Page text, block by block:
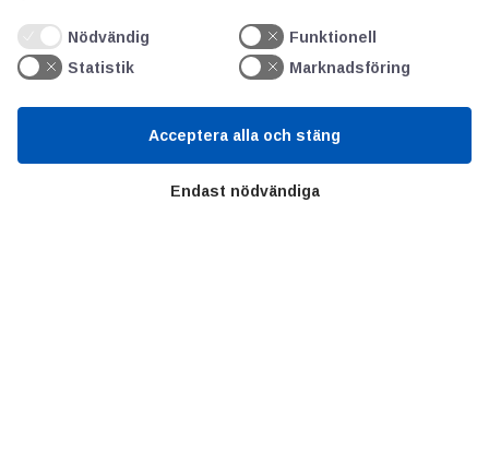
Värt att besöka
Altomteknik
Altombyen
Nödvändig
Funktionell
Statistik
Marknadsföring
Endast nödvändiga
Acceptera alla och stäng